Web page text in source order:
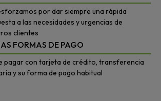
por dar siempre una rápida
a las necesidades y urgencias de
clientes
FORMAS DE PAGO
pagar con tarjeta de crédito, transferencia
y su forma de pago habitual